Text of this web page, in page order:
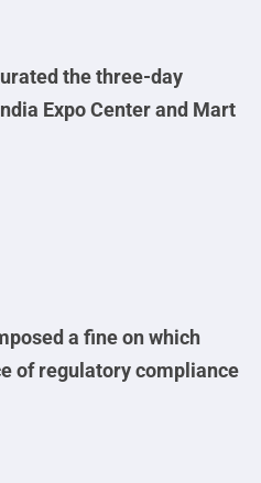
the three-day
Expo Center and Mart
a fine on which
of regulatory compliance